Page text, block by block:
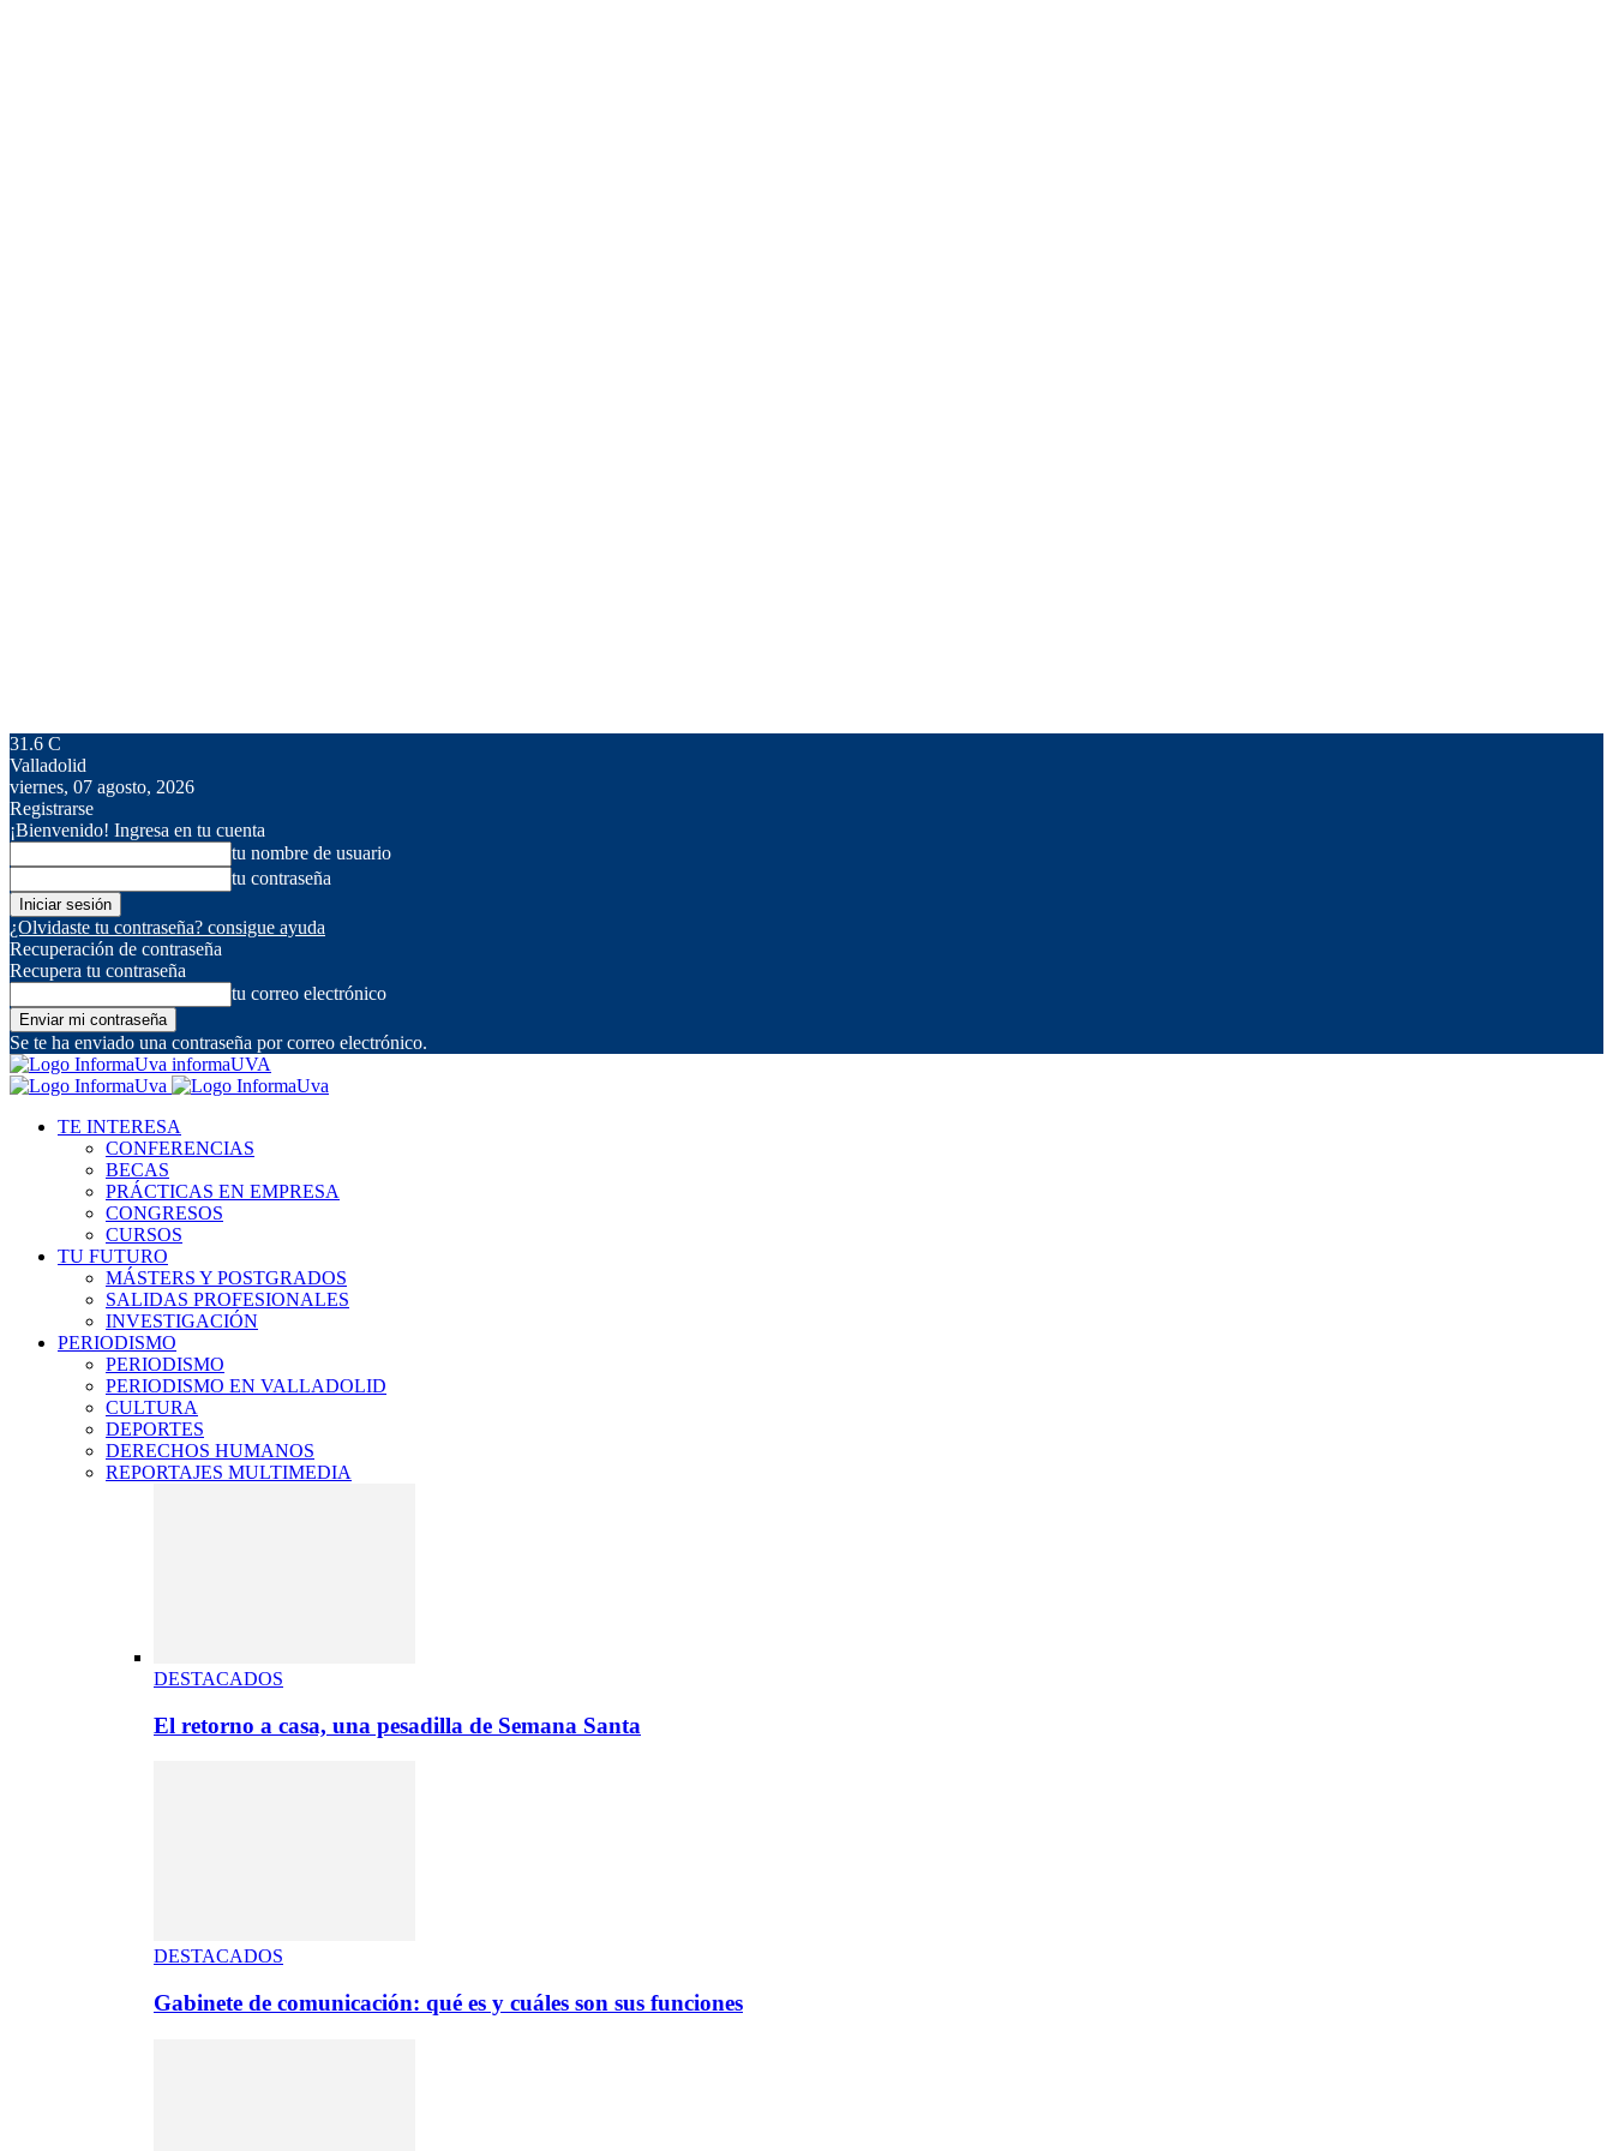
31.6 C
Valladolid
viernes, 07 agosto, 2026
Registrarse
¡Bienvenido! Ingresa en tu cuenta
tu nombre de usuario
tu contraseña
¿Olvidaste tu contraseña? consigue ayuda
Recuperación de contraseña
Recupera tu contraseña
tu correo electrónico
Se te ha enviado una contraseña por correo electrónico.
informaUVA
TE INTERESA
CONFERENCIAS
BECAS
PRÁCTICAS EN EMPRESA
CONGRESOS
CURSOS
TU FUTURO
MÁSTERS Y POSTGRADOS
SALIDAS PROFESIONALES
INVESTIGACIÓN
PERIODISMO
PERIODISMO
PERIODISMO EN VALLADOLID
CULTURA
DEPORTES
DERECHOS HUMANOS
REPORTAJES MULTIMEDIA
DESTACADOS
El retorno a casa, una pesadilla de Semana Santa
DESTACADOS
Gabinete de comunicación: qué es y cuáles son sus funciones